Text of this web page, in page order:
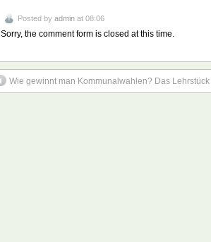
Posted by admin at 08:06
Sorry, the comment form is closed at this time.
Wie gewinnt man Kommunalwahlen? Das Lehrstück